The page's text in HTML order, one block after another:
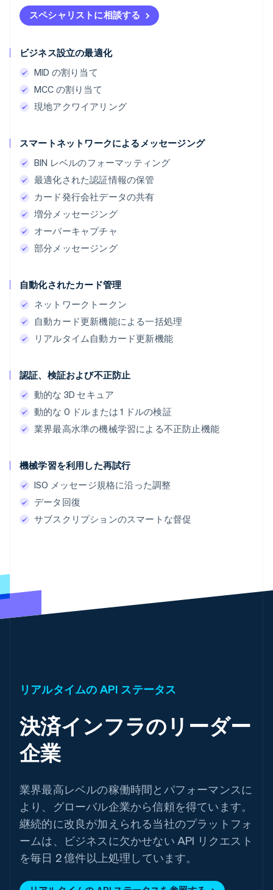
スペシャリストに相談する
ビジネス設立の最適化
MID の割り当て
MCC の割り当て
現地アクワイアリング
スマートネットワークによるメッセージング
BIN レベルのフォーマッティング
最適化された認証情報の保管
カード発行会社データの共有
増分メッセージング
オーバーキャプチャ
部分メッセージング
自動化されたカード管理
ネットワークトークン
自動カード更新機能による一括処理
リアルタイム自動カード更新機能
認証、検証および不正防止
動的な 3D セキュア
動的な 0 ドルまたは 1 ドルの検証
業界最高水準の機械学習による不正防止機能
機械学習を利用した再試行
ISO メッセージ規格に沿った調整
データ回復
サブスクリプションのスマートな督促
リアルタイムの API ステータス
決済インフラのリーダー
企業
業界最高レベルの稼働時間とパフォーマンスに
より、グローバル企業から信頼を得ています。
継続的に改良が加えられる当社のプラットフォ
ームは、ビジネスに欠かせない API リクエスト
を毎日 2 億件以上処理しています。